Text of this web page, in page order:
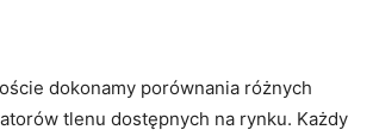
dokonamy porównania różnych
tlenu dostępnych na rynku. Każdy